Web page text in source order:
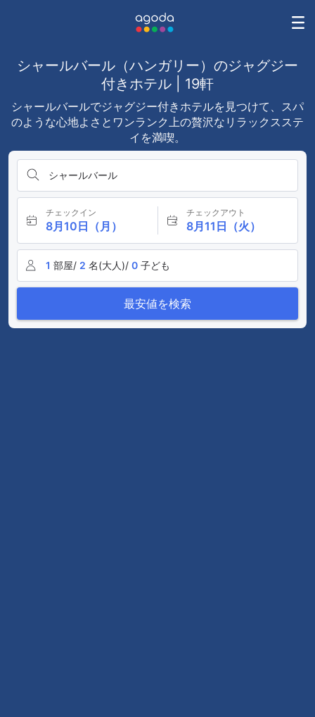
シャールバール（ハンガリー）のジャグジー
付きホテル | 19軒
シャールバールでジャグジー付きホテルを見つけて、スパ
のような心地よさとワンランク上の贅沢なリラックスステ
イを満喫。
シャールバール
チェックイン
8月10日（月）
チェックアウト
8月11日（火）
1 部屋/ 2 名(大人)/ 0 子ども
最安値を検索